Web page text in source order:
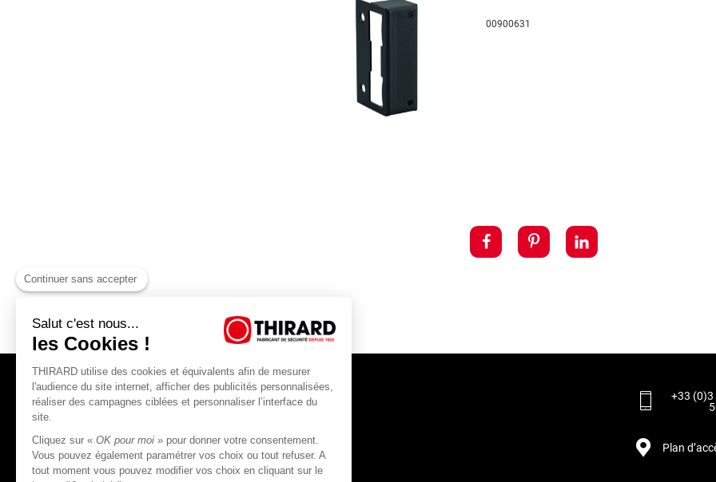
00900631
THIRARD S.A.S
45, rue Jean Jaurès
+33 (0)3
Plan
Continuer sans accepter
Salut c'est nous...
les Cookies !
THIRARD utilise des cookies et équivalents afin de mesurer
l'audience du site internet, afficher des publicités personnalisées,
réaliser des campagnes ciblées et personnaliser l’interface du
site.
Cliquez sur « OK pour moi » pour donner votre consentement.
Vous pouvez également paramétrer vos choix ou tout refuser. A
tout moment vous pouvez modifier vos choix en cliquant sur le